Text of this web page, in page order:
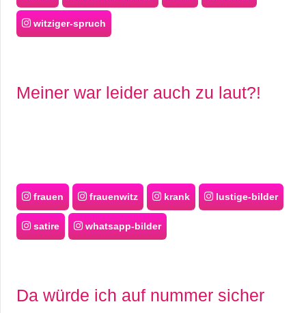
witziger-spruch
Meiner war leider auch zu laut?!
frauen frauenwitz krank lustige-bilder
satire whatsapp-bilder
Da würde ich auf nummer sicher